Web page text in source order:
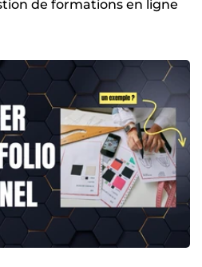
de formations en ligne